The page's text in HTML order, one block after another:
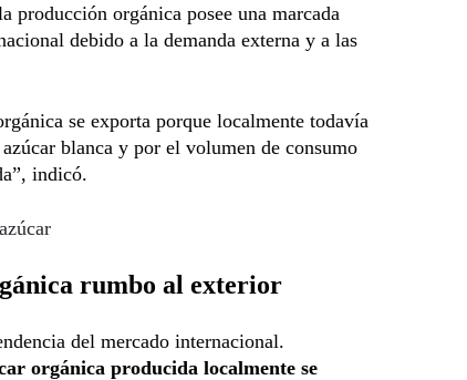
producción orgánica posee una marcada
debido a la demanda externa y a las
se exporta porque localmente todavía
blanca y por el volumen de consumo
indicó.
rumbo al exterior
del mercado internacional.
orgánica producida localmente se